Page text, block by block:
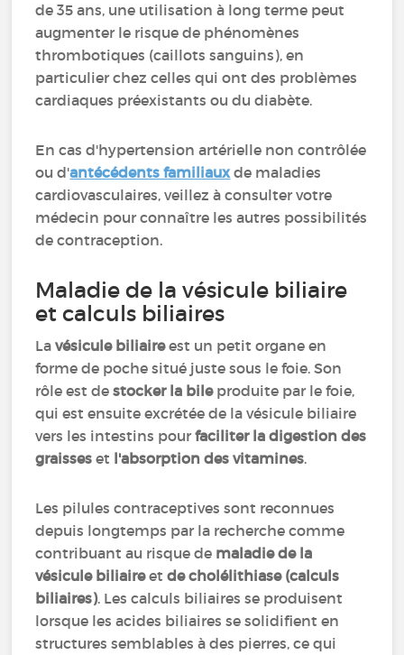
de 35 ans, une utilisation à long terme peut
augmenter le risque de phénomènes
thrombotiques (caillots sanguins), en
particulier chez celles qui ont des problèmes
cardiaques préexistants ou du diabète.
En cas d'hypertension artérielle non contrôlée
ou d'antécédents familiauxde maladies
cardiovasculaires, veillez à consulter votre
médecin pour connaître les autres possibilités
de contraception.
Maladie de la vésicule biliaire
et calculs biliaires
Lavésicule biliaireest un petit organe en
forme de poche situé juste sous le foie. Son
rôle est destocker la bileproduite par le foie,
qui est ensuite excrétée de la vésicule biliaire
vers les intestins pourfaciliter la digestion des
graisses et l'absorption des vitamines.
Les pilules contraceptives sont reconnues
depuis longtemps par la recherche comme
contribuant au risque de maladie de la
vésicule biliaireetde cholélithiase (calculs
biliaires). Les calculs biliaires se produisent
lorsque les acides biliaires se solidifient en
structures semblables à des pierres, ce qui